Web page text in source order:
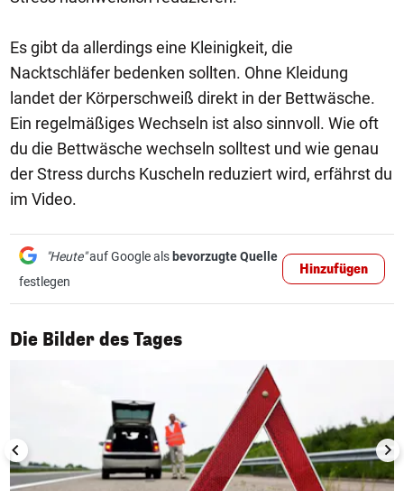
Es gibt da allerdings eine Kleinigkeit, die
Nacktschläfer bedenken sollten. Ohne Kleidung
landet der Körperschweiß direkt in der Bettwäsche.
Ein regelmäßiges Wechseln ist also sinnvoll. Wie oft
du die Bettwäsche wechseln solltest und wie genau
der Stress durchs Kuscheln reduziert wird, erfährst du
im Video.
"Heute"auf Google als bevorzugte Quelle
festlegen
Hinzufügen
Die Bilder des Tages
1/50